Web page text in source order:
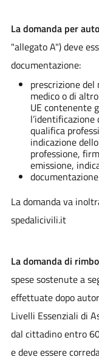
La domanda per
"allegato A") deve
documentazione:
prescrizione del
medico o di
UE contenente
qualifica
indicazione
professione,
emissione,
La domanda va
spedalicivili.it
La domanda di
spese sostenute a
effettuate dopo
Livelli Essenziali di
dal cittadino entro
e deve essere